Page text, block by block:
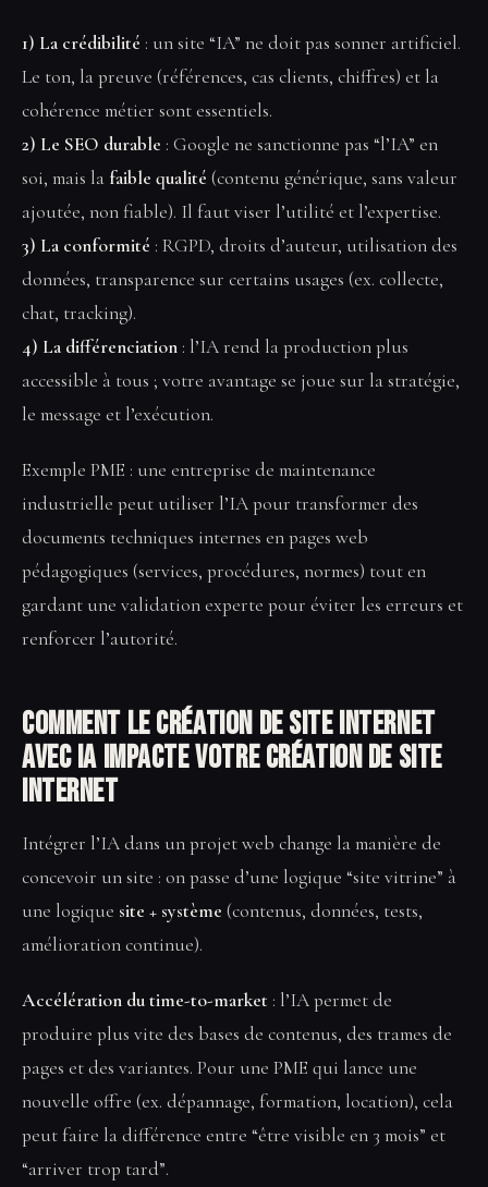
1) La crédibilité : un site “IA” ne doit pas sonner artificiel.
Le ton, la preuve (références, cas clients, chiffres) et la
cohérence métier sont essentiels.
2) Le SEO durable : Google ne sanctionne pas “l’IA” en
soi, mais la faible qualité (contenu générique, sans valeur
ajoutée, non fiable). Il faut viser l’utilité et l’expertise.
3) La conformité : RGPD, droits d’auteur, utilisation des
données, transparence sur certains usages (ex. collecte,
chat, tracking).
4) La différenciation : l’IA rend la production plus
accessible à tous ; votre avantage se joue sur la stratégie,
le message et l’exécution.
Exemple PME : une entreprise de maintenance
industrielle peut utiliser l’IA pour transformer des
documents techniques internes en pages web
pédagogiques (services, procédures, normes) tout en
gardant une validation experte pour éviter les erreurs et
renforcer l’autorité.
Comment le Création de site internet
avec IA impacte votre Création de site
internet
Intégrer l’IA dans un projet web change la manière de
concevoir un site : on passe d’une logique “site vitrine” à
une logique site + système (contenus, données, tests,
amélioration continue).
Accélération du time-to-market : l’IA permet de
produire plus vite des bases de contenus, des trames de
pages et des variantes. Pour une PME qui lance une
nouvelle offre (ex. dépannage, formation, location), cela
peut faire la différence entre “être visible en 3 mois” et
“arriver trop tard”.